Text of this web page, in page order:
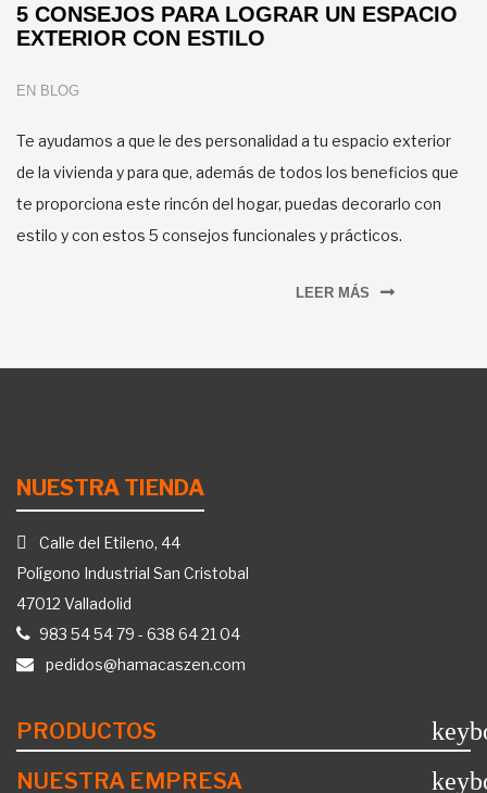
5 CONSEJOS PARA LOGRAR UN ESPACIO
EXTERIOR CON ESTILO
EN BLOG
Te ayudamos a que le des personalidad a tu espacio exterior
de la vivienda y para que, además de todos los beneficios que
te proporciona este rincón del hogar, puedas decorarlo con
estilo y con estos 5 consejos funcionales y prácticos.
LEER MÁS
NUESTRA TIENDA
Calle del Etileno, 44
Polígono Industrial San Cristobal
47012 Valladolid
983 54 54 79 - 638 64 21 04
pedidos@hamacaszen.com
PRODUCTOS
NUESTRA EMPRESA